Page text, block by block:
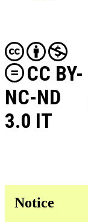
CC BY-
NC-ND
3.0 IT
Notice